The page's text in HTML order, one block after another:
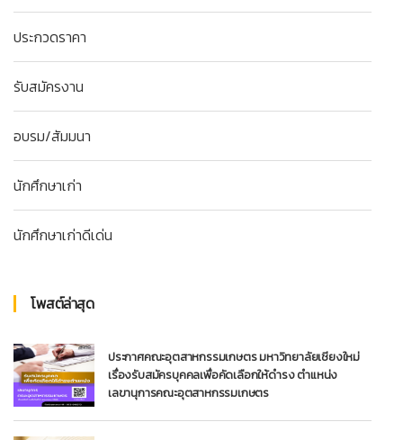
ประกวดราคา
รับสมัครงาน
อบรม/สัมมนา
นักศึกษาเก่า
นักศึกษาเก่าดีเด่น
โพสต์ล่าสุด
ประกาศคณะอุตสาหกรรมเกษตร มหาวิทยาลัยเชียงใหม่
เรื่องรับสมัครบุคคลเพื่อคัดเลือกให้ดำรง ตำแหน่ง
เลขานุการคณะอุตสาหกรรมเกษตร